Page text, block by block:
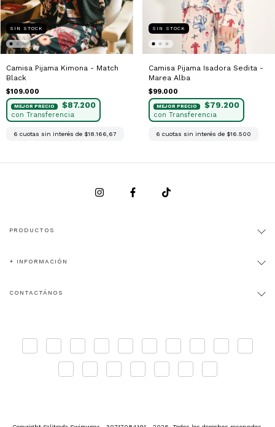
SIN STOCK
Camisa Pijama Kimona - Match
Black
$109.000
$87.200
6 cuotas sin interés de $18.166,67
SIN STOCK
Camisa Pijama Isadora Sedita -
Marea Alba
$99.000
$79.200
6 cuotas sin interés de $16.500
PRODUCTOS
+ INFORMACIÓN
CONTACTÁNOS